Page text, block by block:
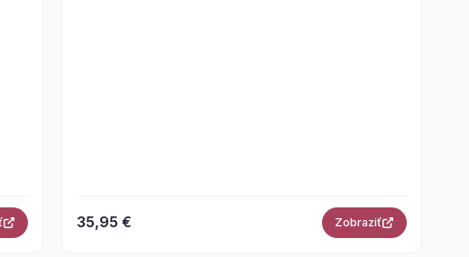
35,95 € Zobraziť